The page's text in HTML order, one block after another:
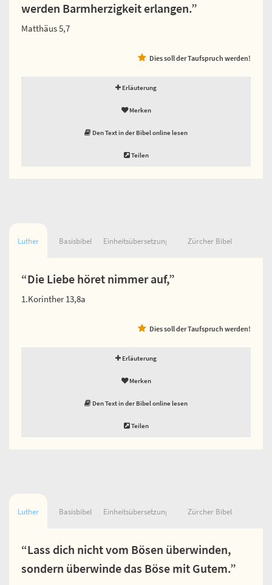
werden Barmherzigkeit erlangen.”
Matthäus 5,7
Dies soll der Taufspruch werden!
Erläuterung
Merken
Den Text in der Bibel online lesen
Teilen
Luther Basisbibel Einheitsübersetzung Zürcher Bibel
“Die Liebe höret nimmer auf,”
1.Korinther 13,8a
Dies soll der Taufspruch werden!
Erläuterung
Merken
Den Text in der Bibel online lesen
Teilen
Luther Basisbibel Einheitsübersetzung Zürcher Bibel
“Lass dich nicht vom Bösen überwinden,
sondern überwinde das Böse mit Gutem.”